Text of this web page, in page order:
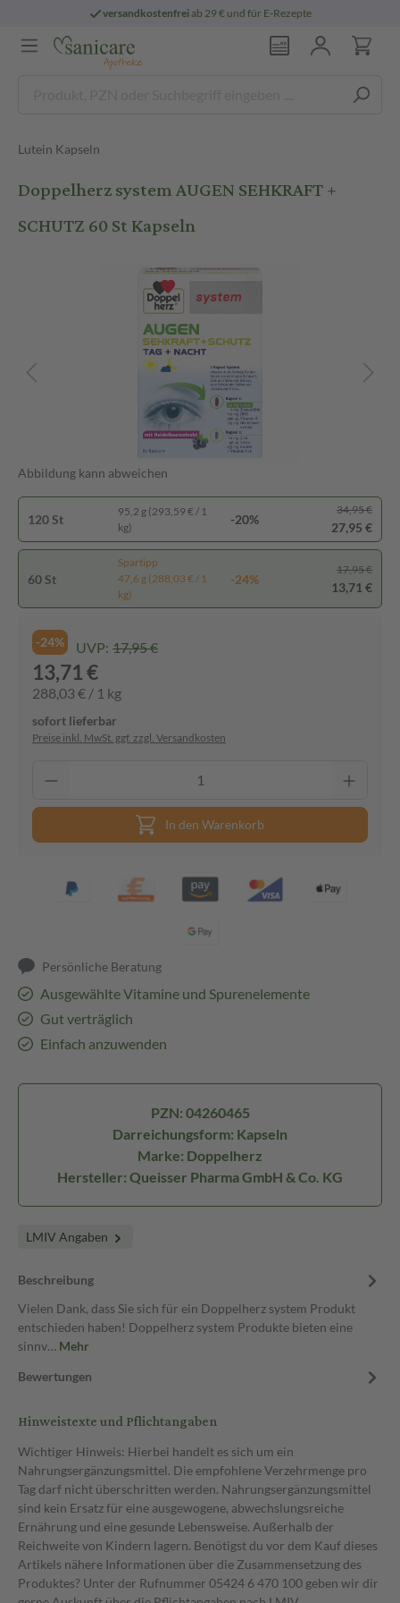
versandkostenfreiab 29 € und für E-Rezepte
Lutein Kapseln
Doppelherz system AUGEN SEHKRAFT +
SCHUTZ 60 St Kapseln
Abbildung kann abweichen
120 St
95,2 g (293,59 € / 1
kg)
-20%
34,95 €
27,95 €
60 St
Spartipp
47,6 g (288,03 € / 1
kg)
-24%
17,95 €
13,71 €
-24% UVP: 17,95 €
13,71 €
288,03 € / 1 kg
sofort lieferbar
Preise inkl. MwSt. ggf. zzgl. Versandkosten
In den Warenkorb
Persönliche Beratung
Ausgewählte Vitamine und Spurenelemente
Gut verträglich
Einfach anzuwenden
PZN: 04260465
Darreichungsform: Kapseln
Marke: Doppelherz
Hersteller: Queisser Pharma GmbH & Co. KG
LMIV Angaben
Beschreibung
Vielen Dank, dass Sie sich für ein Doppelherz system Produkt
entschieden haben! Doppelherz system Produkte bieten eine
sinnv… Mehr
Bewertungen
Hinweistexte und Pflichtangaben
Wichtiger Hinweis: Hierbei handelt es sich um ein
Nahrungsergänzungsmittel. Die empfohlene Verzehrmenge pro
Tag darf nicht überschritten werden. Nahrungsergänzungsmittel
sind kein Ersatz für eine ausgewogene, abwechslungsreiche
Ernährung und eine gesunde Lebensweise. Außerhalb der
Reichweite von Kindern lagern. Benötigst du vor dem Kauf dieses
Artikels nähere Informationen über die Zusammensetzung des
Produktes? Unter der Rufnummer 05424 6 470 100 geben wir dir